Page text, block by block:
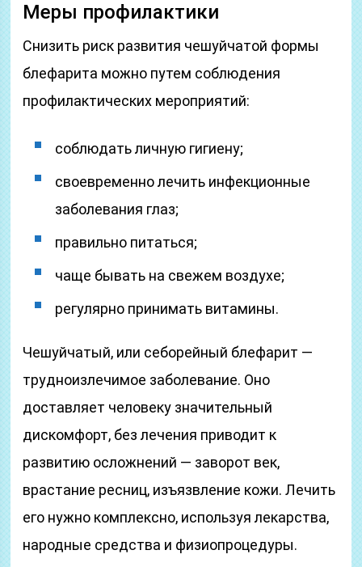
Меры профилактики
Снизить риск развития чешуйчатой формы
блефарита можно путем соблюдения
профилактических мероприятий:
соблюдать личную гигиену;
своевременно лечить инфекционные
заболевания глаз;
правильно питаться;
чаще бывать на свежем воздухе;
регулярно принимать витамины.
Чешуйчатый, или себорейный блефарит —
трудноизлечимое заболевание. Оно
доставляет человеку значительный
дискомфорт, без лечения приводит к
развитию осложнений — заворот век,
врастание ресниц, изъязвление кожи. Лечить
его нужно комплексно, используя лекарства,
народные средства и физиопроцедуры.